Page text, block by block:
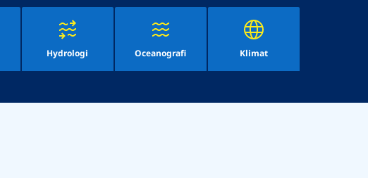
Hydrologi Oceanografi Klimat